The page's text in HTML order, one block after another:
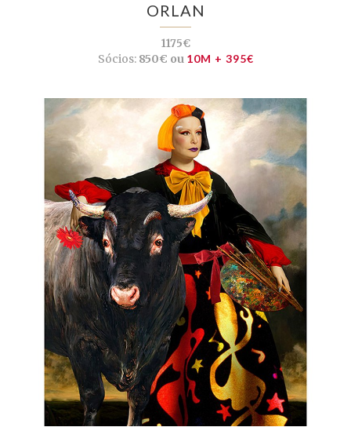
ORLAN
1175€
Sócios:850€ ou 10M + 395€